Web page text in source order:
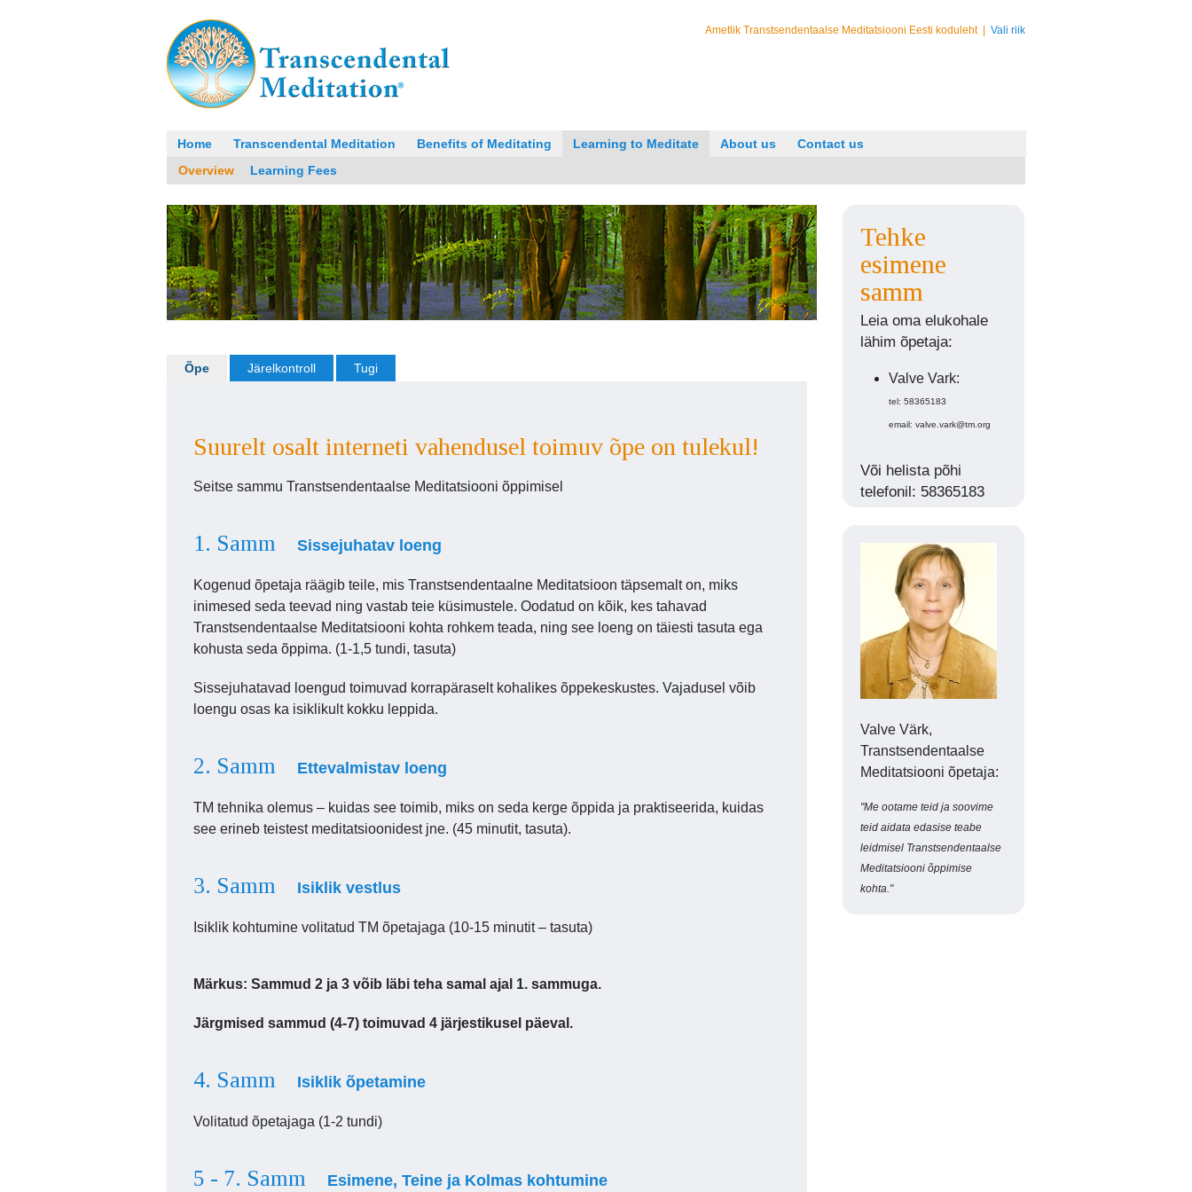
| Vali riik
Ametlik Transtsendentaalse Meditatsiooni Eesti koduleht
Home Transcendental Meditation Benefits of Meditating Learning to Meditate About us
Contact us
Overview
Learning Fees
Õpe Järelkontroll Tugi
Suurelt osalt interneti vahendusel toimuv õpe on tulekul!
Seitse sammu Transtsendentaalse Meditatsiooni õppimisel
1. Samm Sissejuhatav loeng
Kogenud õpetaja räägib teile, mis Transtsendentaalne Meditatsioon täpsemalt on, miks
inimesed seda teevad ning vastab teie küsimustele. Oodatud on kõik, kes tahavad
Transtsendentaalse Meditatsiooni kohta rohkem teada, ning see loeng on täiesti tasuta ega
kohusta seda õppima. (1-1,5 tundi, tasuta)
Sissejuhatavad loengud toimuvad korrapäraselt kohalikes õppekeskustes. Vajadusel võib
loengu osas ka isiklikult kokku leppida.
2. Samm Ettevalmistav loeng
TM tehnika olemus – kuidas see toimib, miks on seda kerge õppida ja praktiseerida, kuidas
see erineb teistest meditatsioonidest jne. (45 minutit, tasuta).
3. Samm Isiklik vestlus
Isiklik kohtumine volitatud TM õpetajaga (10-15 minutit – tasuta)
Märkus: Sammud 2 ja 3 võib läbi teha samal ajal 1. sammuga.
Järgmised sammud (4-7) toimuvad 4 järjestikusel päeval.
4. Samm Isiklik õpetamine
Volitatud õpetajaga (1-2 tundi)
5 - 7. Samm Esimene, Teine ja Kolmas kohtumine
Tehke
esimene
samm
Leia oma elukohale
lähim õpetaja:
Valve Vark:
tel: 58365183
email: valve.vark@tm.org
Või helista põhi
telefonil: 58365183
Valve Värk,
Transtsendentaalse
Meditatsiooni õpetaja:
"Me ootame teid ja soovime
teid aidata edasise teabe
leidmisel Transtsendentaalse
Meditatsiooni õppimise
kohta."